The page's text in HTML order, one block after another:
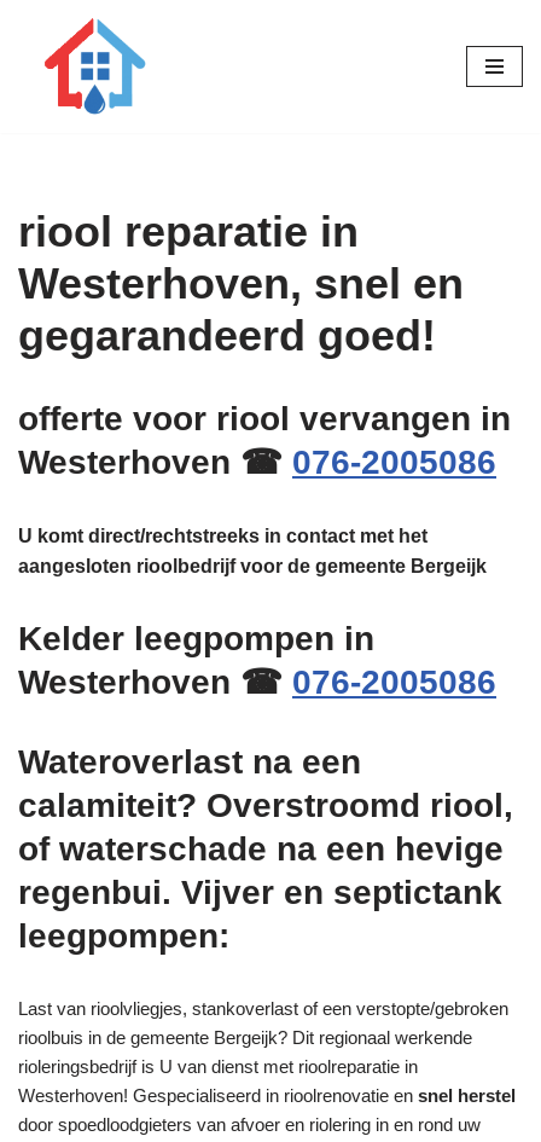
riool reparatie in
Westerhoven, snel en
gegarandeerd goed!
offerte voor riool vervangen in
Westerhoven ☎ 076-2005086
U komt direct/rechtstreeks in contact met het
aangesloten rioolbedrijf voor de gemeente Bergeijk
Kelder leegpompen in
Westerhoven ☎ 076-2005086
Wateroverlast na een
calamiteit? Overstroomd riool,
of waterschade na een hevige
regenbui. Vijver en septictank
leegpompen:
Last van rioolvliegjes, stankoverlast of een verstopte/gebroken
rioolbuis in de gemeente Bergeijk? Dit regionaal werkende
rioleringsbedrijf is U van dienst met rioolreparatie in
Westerhoven! Gespecialiseerd in rioolrenovatie en snel herstel
door spoedloodgieters van afvoer en riolering in en rond uw